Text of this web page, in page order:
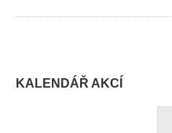
KALENDÁŘ AKCÍ